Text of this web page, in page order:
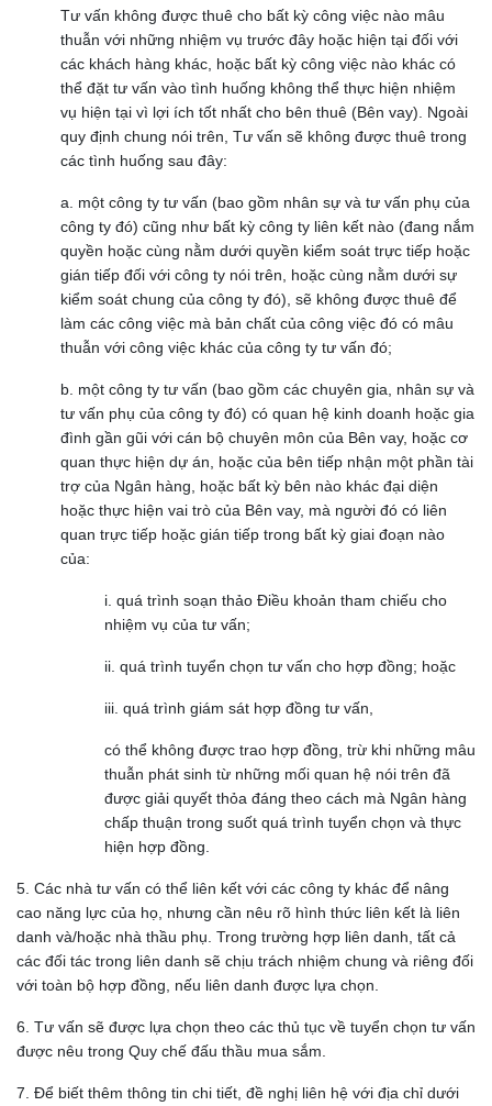
Tư vấn không được thuê cho bất kỳ công việc nào mâu
thuẫn với những nhiệm vụ trước đây hoặc hiện tại đối với
các khách hàng khác, hoặc bất kỳ công việc nào khác có
thể đặt tư vấn vào tình huống không thể thực hiện nhiệm
vụ hiện tại vì lợi ích tốt nhất cho bên thuê (Bên vay). Ngoài
quy định chung nói trên, Tư vấn sẽ không được thuê trong
các tình huống sau đây:
a. một công ty tư vấn (bao gồm nhân sự và tư vấn phụ của
công ty đó) cũng như bất kỳ công ty liên kết nào (đang nắm
quyền hoặc cùng nằm dưới quyền kiểm soát trực tiếp hoặc
gián tiếp đối với công ty nói trên, hoặc cùng nằm dưới sự
kiểm soát chung của công ty đó), sẽ không được thuê để
làm các công việc mà bản chất của công việc đó có mâu
thuẫn với công việc khác của công ty tư vấn đó;
b. một công ty tư vấn (bao gồm các chuyên gia, nhân sự và
tư vấn phụ của công ty đó) có quan hệ kinh doanh hoặc gia
đình gần gũi với cán bộ chuyên môn của Bên vay, hoặc cơ
quan thực hiện dự án, hoặc của bên tiếp nhận một phần tài
trợ của Ngân hàng, hoặc bất kỳ bên nào khác đại diện
hoặc thực hiện vai trò của Bên vay, mà người đó có liên
quan trực tiếp hoặc gián tiếp trong bất kỳ giai đoạn nào
của:
i. quá trình soạn thảo Điều khoản tham chiếu cho
nhiệm vụ của tư vấn;
ii. quá trình tuyển chọn tư vấn cho hợp đồng; hoặc
iii. quá trình giám sát hợp đồng tư vấn,
có thể không được trao hợp đồng, trừ khi những mâu
thuẫn phát sinh từ những mối quan hệ nói trên đã
được giải quyết thỏa đáng theo cách mà Ngân hàng
chấp thuận trong suốt quá trình tuyển chọn và thực
hiện hợp đồng.
5. Các nhà tư vấn có thể liên kết với các công ty khác để nâng
cao năng lực của họ, nhưng cần nêu rõ hình thức liên kết là liên
danh và/hoặc nhà thầu phụ. Trong trường hợp liên danh, tất cả
các đối tác trong liên danh sẽ chịu trách nhiệm chung và riêng đối
với toàn bộ hợp đồng, nếu liên danh được lựa chọn.
6. Tư vấn sẽ được lựa chọn theo các thủ tục về tuyển chọn tư vấn
được nêu trong Quy chế đấu thầu mua sắm.
7. Để biết thêm thông tin chi tiết, đề nghị liên hệ với địa chỉ dưới